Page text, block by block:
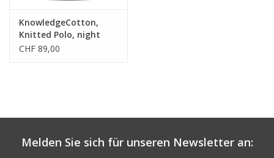
KnowledgeCotton,
Knitted Polo, night
sky, M
CHF 89,00
Melden Sie sich für unseren Newsletter an: